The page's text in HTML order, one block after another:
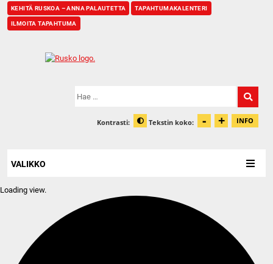
KEHITÄ RUSKOA – ANNA PALAUTETTA TAPAHTUMAKALENTERI
ILMOITA TAPAHTUMA
Hae:
Kontrasti: Muuta kontrastia
Tekstin koko: - + INFO
VALIKKO
Loading view.